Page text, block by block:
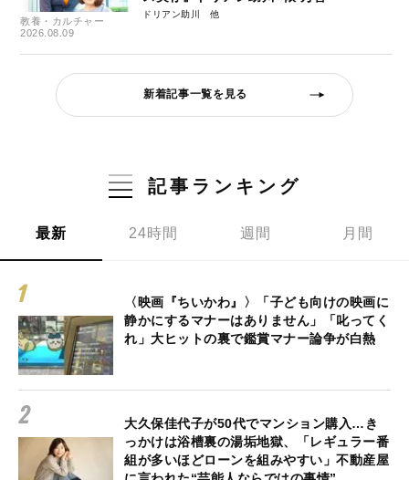
教養・カルチャー
2026.08.09
ドリアン助川
新着記事一覧を見る
記事ランキング
最新 24時間 週間 月間
〈映画『ちいかわ』〉「子ども向けの映画に
静かにするマナーはありません」「叱ってく
れ」大ヒットの裏で鑑賞マナー論争が白熱
大久保佳代子が50代でマンション購入…き
っかけは浴槽裏の湯垢地獄、「レギュラー番
組が多いほどローンを組みやすい」不動産屋